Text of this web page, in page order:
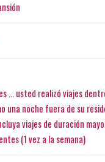
... usted realizó viajes
una noche fuera de su
viajes de duración
(1 vez a la semana)